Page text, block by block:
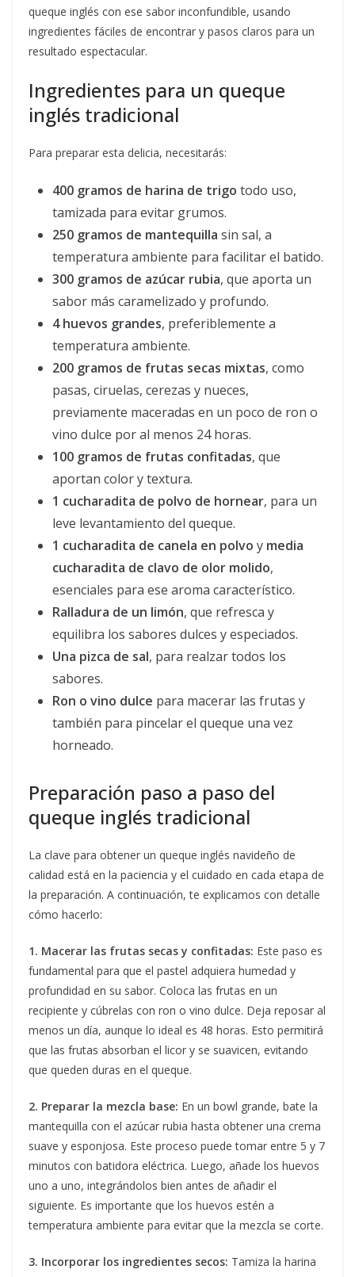
queque inglés con ese sabor inconfundible, usando
ingredientes fáciles de encontrar y pasos claros para un
resultado espectacular.
Ingredientes para un queque
inglés tradicional
Para preparar esta delicia, necesitarás:
400 gramos de harina de trigo todo uso,
tamizada para evitar grumos.
250 gramos de mantequilla sin sal, a
temperatura ambiente para facilitar el batido.
300 gramos de azúcar rubia, que aporta un
sabor más caramelizado y profundo.
4 huevos grandes, preferiblemente a
temperatura ambiente.
200 gramos de frutas secas mixtas, como
pasas, ciruelas, cerezas y nueces,
previamente maceradas en un poco de ron o
vino dulce por al menos 24 horas.
100 gramos de frutas confitadas, que
aportan color y textura.
1 cucharadita de polvo de hornear, para un
leve levantamiento del queque.
1 cucharadita de canela en polvo y media
cucharadita de clavo de olor molido,
esenciales para ese aroma característico.
Ralladura de un limón, que refresca y
equilibra los sabores dulces y especiados.
Una pizca de sal, para realzar todos los
sabores.
Ron o vino dulce para macerar las frutas y
también para pincelar el queque una vez
horneado.
Preparación paso a paso del
queque inglés tradicional
La clave para obtener un queque inglés navideño de
calidad está en la paciencia y el cuidado en cada etapa de
la preparación. A continuación, te explicamos con detalle
cómo hacerlo:
1. Macerar las frutas secas y confitadas: Este paso es
fundamental para que el pastel adquiera humedad y
profundidad en su sabor. Coloca las frutas en un
recipiente y cúbrelas con ron o vino dulce. Deja reposar al
menos un día, aunque lo ideal es 48 horas. Esto permitirá
que las frutas absorban el licor y se suavicen, evitando
que queden duras en el queque.
2. Preparar la mezcla base: En un bowl grande, bate la
mantequilla con el azúcar rubia hasta obtener una crema
suave y esponjosa. Este proceso puede tomar entre 5 y 7
minutos con batidora eléctrica. Luego, añade los huevos
uno a uno, integrándolos bien antes de añadir el
siguiente. Es importante que los huevos estén a
temperatura ambiente para evitar que la mezcla se corte.
3. Incorporar los ingredientes secos: Tamiza la harina